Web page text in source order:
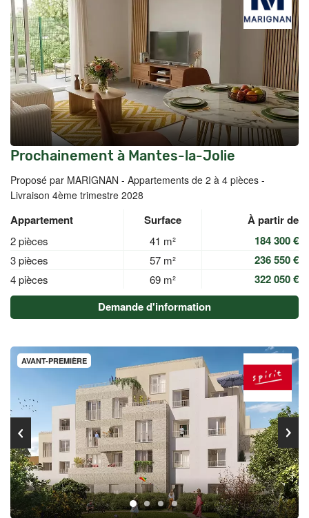
Prochainement à Mantes-la-Jolie
Proposé par MARIGNAN - Appartements de 2 à 4 pièces -
Livraison 4ème trimestre 2028
Appartement Surface À partir de
2 pièces 41 m² 184 300 €
3 pièces 57 m² 236 550 €
4 pièces 69 m²
322 050 €
Demande d'information
AVANT-PREMIÈRE